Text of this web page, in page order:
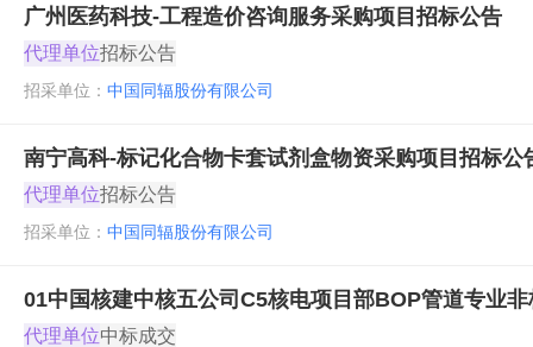
广州医药科技-工程造价咨询服务采购项目招标公告
代理单位招标公告
招采单位： 中国同辐股份有限公司
南宁高科-标记化合物卡套试剂盒物资采购项目招标公
代理单位招标公告
招采单位： 中国同辐股份有限公司
01中国核建中核五公司C5核电项目部BOP管道专业
代理单位中标成交